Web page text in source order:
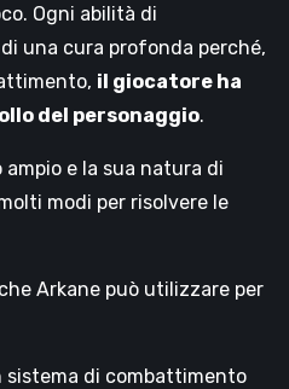
Ogni abilità di
una cura profonda perché,
il giocatore ha
del personaggio.
ampio e la sua natura di
modi per risolvere le
che Arkane può utilizzare per
sistema di combattimento